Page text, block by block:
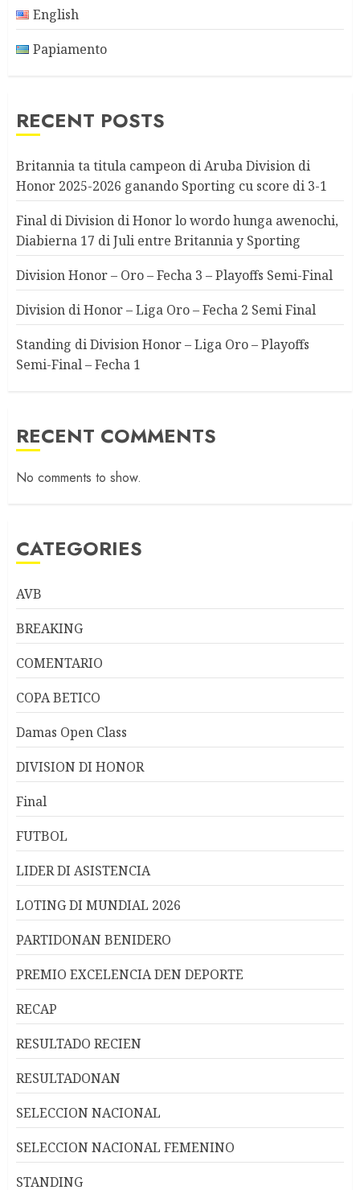
English
Papiamento
RECENT POSTS
Britannia ta titula campeon di Aruba Division di
Honor 2025-2026 ganando Sporting cu score di 3-1
Final di Division di Honor lo wordo hunga awenochi,
Diabierna 17 di Juli entre Britannia y Sporting
Division Honor – Oro – Fecha 3 – Playoffs Semi-Final
Division di Honor – Liga Oro – Fecha 2 Semi Final
Standing di Division Honor – Liga Oro – Playoffs
Semi-Final – Fecha 1
RECENT COMMENTS
No comments to show.
CATEGORIES
AVB
BREAKING
COMENTARIO
COPA BETICO
Damas Open Class
DIVISION DI HONOR
Final
FUTBOL
LIDER DI ASISTENCIA
LOTING DI MUNDIAL 2026
PARTIDONAN BENIDERO
PREMIO EXCELENCIA DEN DEPORTE
RECAP
RESULTADO RECIEN
RESULTADONAN
SELECCION NACIONAL
SELECCION NACIONAL FEMENINO
STANDING